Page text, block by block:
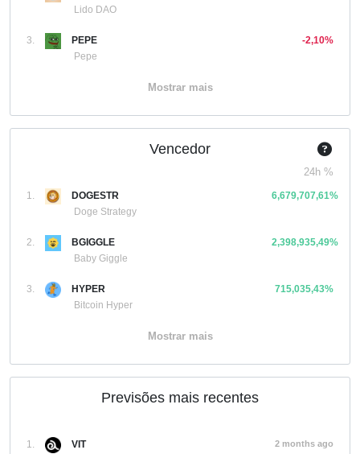
Lido DAO
3.
PEPE
Pepe
-2,10%
Mostrar mais
Vencedor
24h %
1.
DOGESTR
Doge Strategy
6,679,707,61%
2.
BGIGGLE
Baby Giggle
2,398,935,49%
3.
HYPER
Bitcoin Hyper
715,035,43%
Mostrar mais
Previsões mais recentes
1.
VIT
2 months ago